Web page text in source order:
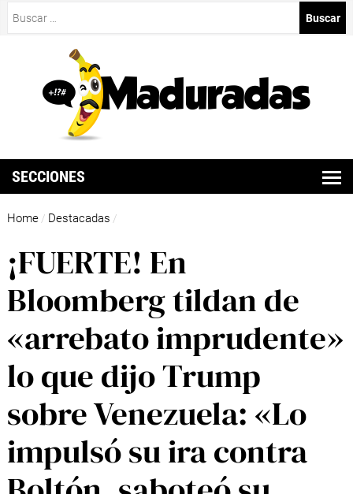
SECCIONES
Home / Destacadas /
¡FUERTE! En
Bloomberg tildan de
«arrebato imprudente»
lo que dijo Trump
sobre Venezuela: «Lo
impulsó su ira contra